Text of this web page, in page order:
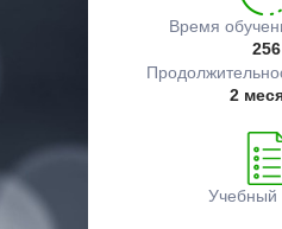
Время
256
2
Учебный